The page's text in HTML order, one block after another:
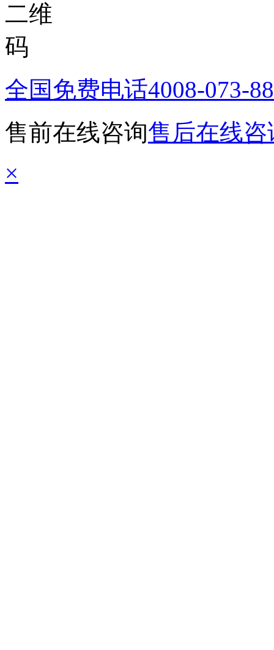
全国免费电话4008-073-
售前在线咨询售后在线咨
×